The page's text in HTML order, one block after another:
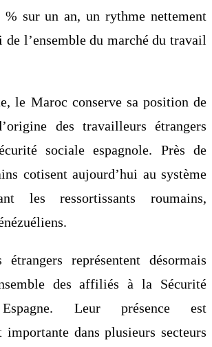
sur un an, un rythme nettement
de l’ensemble du marché du travail
le Maroc conserve sa position de
des travailleurs étrangers
sociale espagnole. Près de
cotisent aujourd’hui au système
les ressortissants roumains,
représentent désormais
des affiliés à la Sécurité
Leur présence est
importante dans plusieurs secteurs